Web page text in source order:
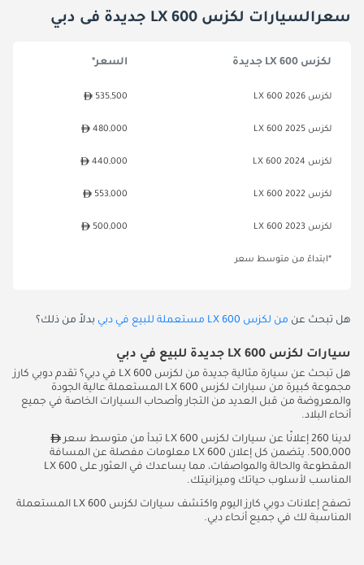
سعرالسيارات لكزس LX 600 جديدة فى دبي
لكزس LX 600 جديدة السعر*
لكزس LX 600 2026 535,500
لكزس LX 600 2025 480,000
لكزس LX 600 2024 440,000
لكزس LX 600 2022 553,000
لكزس LX 600 2023 500,000
*ابتداءً من متوسط سعر
هل تبحث عن من لكزس LX 600 مستعملة للبيع في دبي بدلاً من ذلك؟
سيارات لكزس LX 600 جديدة للبيع في دبي
هل تبحث عن سيارة مثالية جديدة من لكزس LX 600 في دبي؟ تقدم دوبي كارز
مجموعة كبيرة من سيارات لكزس LX 600 المستعملة عالية الجودة
والمعروضة من قبل العديد من التجار وأصحاب السيارات الخاصة في جميع
أنحاء البلاد.
لدينا 260 إعلانًا عن سيارات لكزس LX 600 تبدأ من متوسط سعر
500,000. يتضمن كل إعلان LX 600 معلومات مفصلة عن المسافة
المقطوعة والحالة والمواصفات، مما يساعدك في العثور على LX 600
المناسب لأسلوب حياتك وميزانيتك.
تصفح إعلانات دوبي كارز اليوم واكتشف سيارات لكزس LX 600 المستعملة
المناسبة لك في جميع أنحاء دبي.